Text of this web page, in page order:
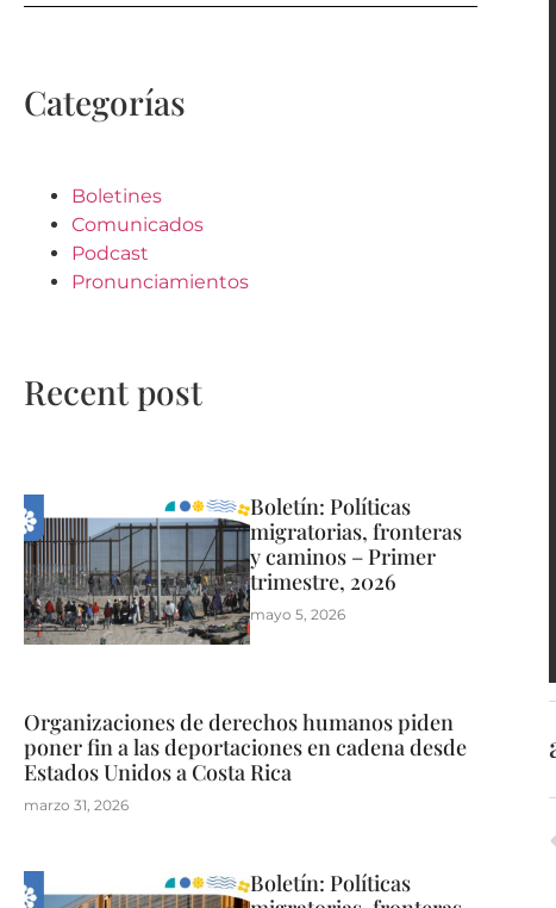
Categorías
Boletines
Comunicados
Podcast
Pronunciamientos
Recent post
Boletín: Políticas
migratorias, fronteras
y caminos – Primer
trimestre, 2026
mayo 5, 2026
Organizaciones de derechos humanos piden
poner fin a las deportaciones en cadena desde
Estados Unidos a Costa Rica
marzo 31, 2026
Boletín: Políticas